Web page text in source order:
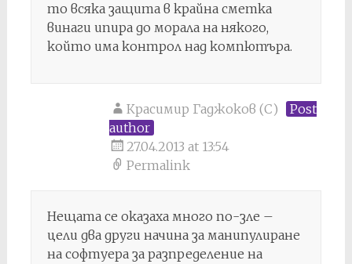
то всяка защита в крайна сметка
винаги ипира до морала на някого,
който има контрол над компютъра.
Красимир Гаджоков (C)
Post
author
27.04.2013 at 13:54
Permalink
Нещата се оказаха много по-зле –
цели два други начина за манипулиране
на софтуера за разпределение на